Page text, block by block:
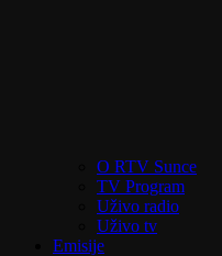
O RTV Sunce
TV Program
Uživo radio
Uživo tv
Emisije